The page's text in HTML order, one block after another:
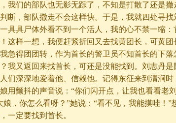
我们的部队也无影无踪了，不知是打散了还是撤
断，部队撤走不会这样快。于是，我就四处寻找
具具尸体外看不到一个活人，我的心不禁一缩：
这样一想，我便赶紧折回又去找黄团长，可黄团
急得团团转，作为首长的警卫员不知首长的下落
我又返回来找首长，可还是没能找到。刘志丹是
们深深地爱着他、信赖他。记得东征来到清涧时
用颤抖的声音说：“你们闪开点，让我也看看老
娘，你怎么看呀？”她说：“看不见，我能摸哇！”
一定要找到首长。